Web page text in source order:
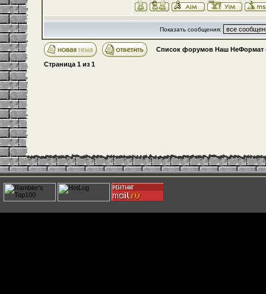
Показать сообщения:
Список форумов Наш НеФормат
Страница 1 из 1